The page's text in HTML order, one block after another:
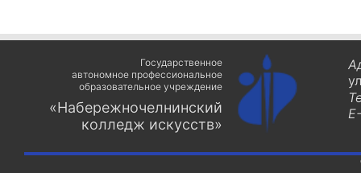
Государственное
автономное профессиональное
образовательное учреждение
«Набережночелнинский
колледж искусств»